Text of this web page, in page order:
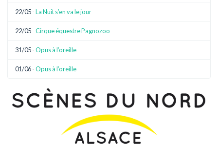
22/05 -La Nuit s’en va le jour
22/05 -Cirque équestre Pagnozoo
31/05 -Opus à l’oreille
01/06 -Opus à l’oreille